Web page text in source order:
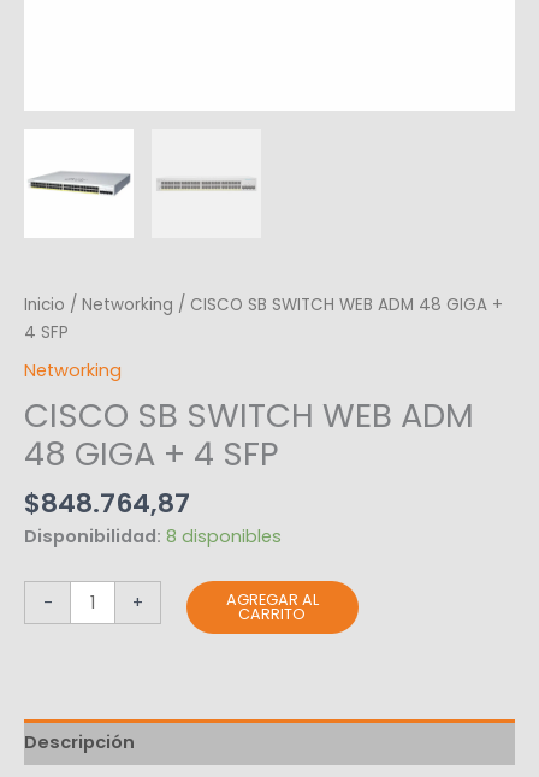
Inicio / Networking / CISCO SB SWITCH WEB ADM 48 GIGA +
4 SFP
Networking
CISCO SB SWITCH WEB ADM
48 GIGA + 4 SFP
$848.764,87
Disponibilidad: 8 disponibles
- + AGREGAR AL
CARRITO
Descripción